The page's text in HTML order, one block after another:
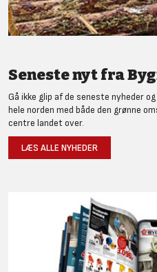
Seneste nyt fra
Gå ikke glip af de seneste nyheder
hele norden med både den grønne
centre landet over.
LÆS ALLE NYHEDER